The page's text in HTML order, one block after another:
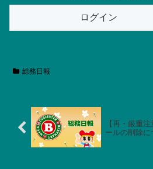
総務日報
【再・厳重
ールの削除に